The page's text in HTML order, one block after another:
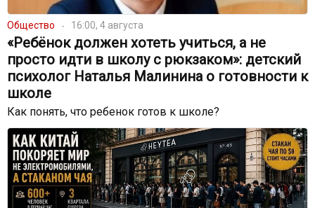
Общество 16:00, 4 августа
«Ребёнок должен хотеть учиться, а не
просто идти в школу с рюкзаком»: детский
психолог Наталья Малинина о готовности к
школе
Как понять, что ребенок готов к школе?